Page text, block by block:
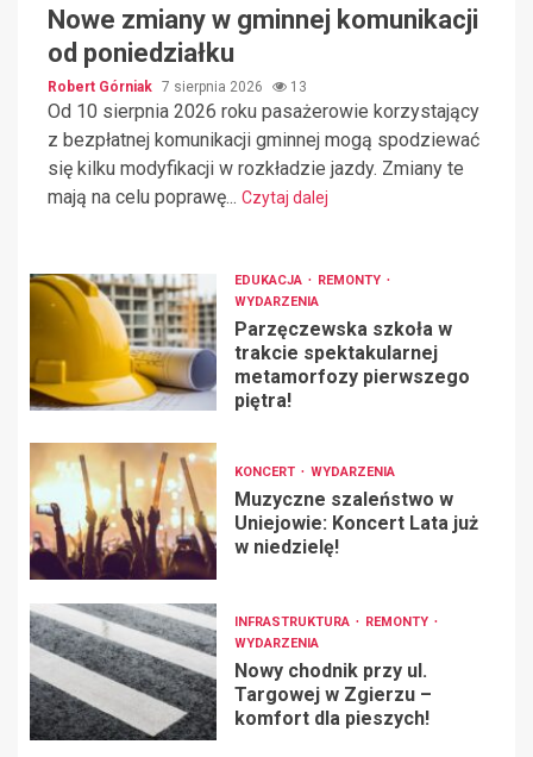
Nowe zmiany w gminnej komunikacji
od poniedziałku
Robert Górniak 7 sierpnia 2026 13
Od 10 sierpnia 2026 roku pasażerowie korzystający
z bezpłatnej komunikacji gminnej mogą spodziewać
się kilku modyfikacji w rozkładzie jazdy. Zmiany te
mają na celu poprawę... Czytaj dalej
EDUKACJA
REMONTY
WYDARZENIA
Parzęczewska szkoła w
trakcie spektakularnej
metamorfozy pierwszego
piętra!
KONCERT WYDARZENIA
Muzyczne szaleństwo w
Uniejowie: Koncert Lata już
w niedzielę!
INFRASTRUKTURA
REMONTY
WYDARZENIA
Nowy chodnik przy ul.
Targowej w Zgierzu –
komfort dla pieszych!